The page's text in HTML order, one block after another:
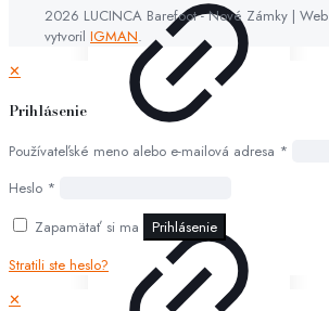
2026 LUCINCA Barefoot - Nové Zámky | Web
vytvoril IGMAN.
✕
Prihlásenie
Používateľské meno alebo e-mailová adresa *
Heslo *
Zapamätať si ma
Prihlásenie
Stratili ste heslo?
✕